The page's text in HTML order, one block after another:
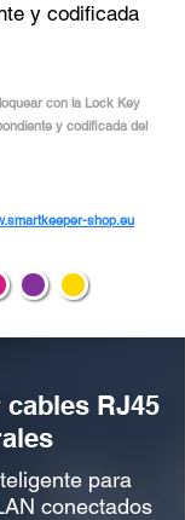
y codificada
con la Lock Key
y codificada del
shop.eu
RJ45
para
conectados